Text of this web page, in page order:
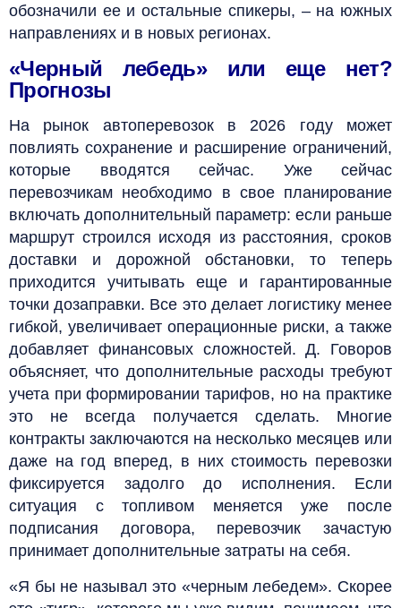
обозначили ее и остальные спикеры, – на южных
направлениях и в новых регионах.
«Черный лебедь» или еще нет?
Прогнозы
На рынок автоперевозок в 2026 году может
повлиять сохранение и расширение ограничений,
которые вводятся сейчас. Уже сейчас
перевозчикам необходимо в свое планирование
включать дополнительный параметр: если раньше
маршрут строился исходя из расстояния, сроков
доставки и дорожной обстановки, то теперь
приходится учитывать еще и гарантированные
точки дозаправки. Все это делает логистику менее
гибкой, увеличивает операционные риски, а также
добавляет финансовых сложностей. Д. Говоров
объясняет, что дополнительные расходы требуют
учета при формировании тарифов, но на практике
это не всегда получается сделать. Многие
контракты заключаются на несколько месяцев или
даже на год вперед, в них стоимость перевозки
фиксируется задолго до исполнения. Если
ситуация с топливом меняется уже после
подписания договора, перевозчик зачастую
принимает дополнительные затраты на себя.
«Я бы не называл это «черным лебедем». Скорее